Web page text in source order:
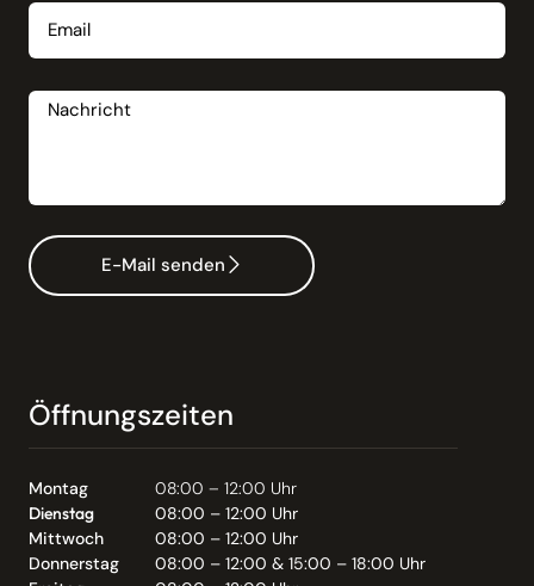
E-Mail senden
Öffnungszeiten
Montag
08:00 – 12:00 Uhr
Dienstag
08:00 – 12:00 Uhr
Mittwoch
08:00 – 12:00 Uhr
Donnerstag
08:00 – 12:00 & 15:00 – 18:00 Uhr